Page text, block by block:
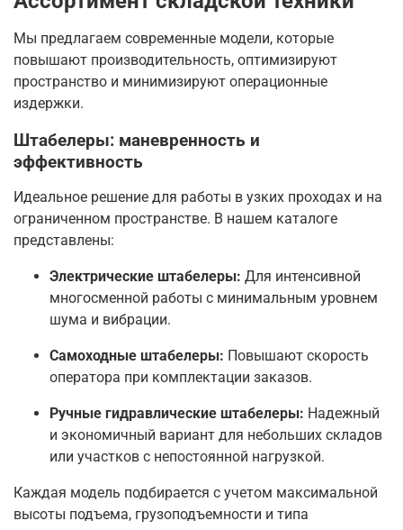
Мы предлагаем современные модели, которые
повышают производительность, оптимизируют
пространство и минимизируют операционные
издержки.
Штабелеры: маневренность и
эффективность
Идеальное решение для работы в узких проходах и на
ограниченном пространстве. В нашем каталоге
представлены:
Электрические штабелеры: Для интенсивной
многосменной работы с минимальным уровнем
шума и вибрации.
Самоходные штабелеры: Повышают скорость
оператора при комплектации заказов.
Ручные гидравлические штабелеры: Надежный
и экономичный вариант для небольших складов
или участков с непостоянной нагрузкой.
Каждая модель подбирается с учетом максимальной
высоты подъема, грузоподъемности и типа